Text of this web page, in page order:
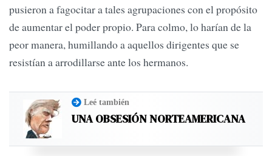
pusieron a fagocitar a tales agrupaciones con el propósito
de aumentar el poder propio. Para colmo, lo harían de la
peor manera, humillando a aquellos dirigentes que se
resistían a arrodillarse ante los hermanos.
Leé también
UNA OBSESIÓN NORTEAMERICANA